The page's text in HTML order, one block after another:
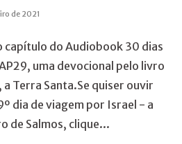
de 2021
capítulo do Audiobook 30 dias
uma devocional pelo livro
Terra Santa.Se quiser ouvir
dia de viagem por Israel - a
de Salmos, clique...